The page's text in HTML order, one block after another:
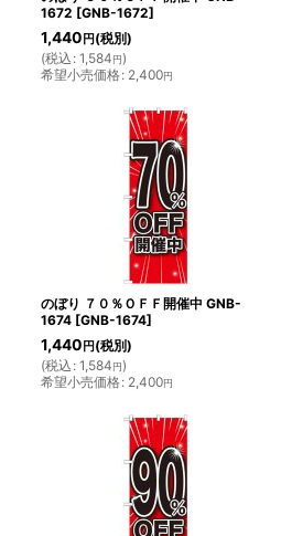
1672 [GNB-1672]
1,440 円 (税別)
(税込 : 1,584円)
希望小売価格: 2,400円
のぼり ７０％ＯＦＦ開催中 GNB-
1674 [GNB-1674]
1,440 円 (税別)
(税込 : 1,584円)
希望小売価格: 2,400円